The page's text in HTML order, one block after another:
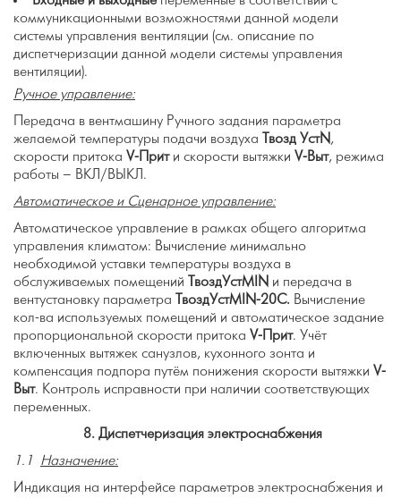
коммуникационными возможностями данной модели
системы управления вентиляции (см. описание по
диспетчеризации данной модели системы управления
вентиляции).
Ручное управление:
Передача в вентмашину Ручного задания параметра
желаемой температуры подачи воздуха
Твозд УстN ,
скорости притока V-Прити скорости вытяжки V-Выт, режима
работы – ВКЛ/ВЫКЛ.
Автоматическое и Сценарное управление:
Автоматическое управление в рамках общего алгоритма
управления климатом: Вычисление минимально
необходимой уставки температуры воздуха в
обслуживаемых помещений
ТвоздУстMIN и передача в
вентустановку параметра
ТвоздУстMIN-20С. Вычисление
кол-ва используемых помещений и автоматическое задание
пропорциональной скорости притока V-Прит. Учёт
включенных вытяжек санузлов, кухонного зонта и
компенсация подпора путём понижения скорости вытяжки V-
Выт. Контроль исправности при наличии соответствующих
переменных.
8. Диспетчеризация электроснабжения
1.1 Назначение:
Индикация на интерфейсе параметров электроснабжения и